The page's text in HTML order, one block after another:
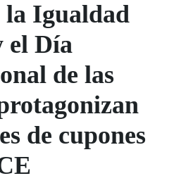
la Igualdad
el Día
de las
de cupones